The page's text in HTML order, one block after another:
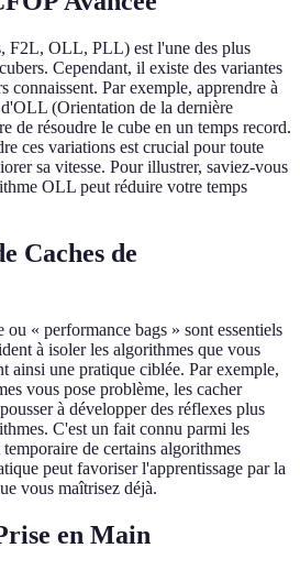
F2L, OLL, PLL) est l'une des plus
Cependant, il existe des variantes
connaissent. Par exemple, apprendre à
(Orientation de la dernière
de résoudre le cube en un temps record.
ces variations est crucial pour toute
sa vitesse. Pour illustrer, saviez-vous
OLL peut réduire votre temps
Caches de
ou « performance bags » sont essentiels
à isoler les algorithmes que vous
ainsi une pratique ciblée. Par exemple,
vous pose problème, les cacher
à développer des réflexes plus
C'est un fait connu parmi les
de certains algorithmes
peut favoriser l'apprentissage par la
vous maîtrisez déjà.
en Main